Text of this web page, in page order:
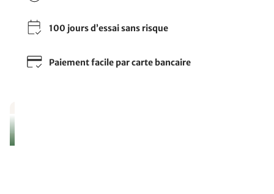
100 jours d’essai sans risque
Paiement facile par carte bancaire